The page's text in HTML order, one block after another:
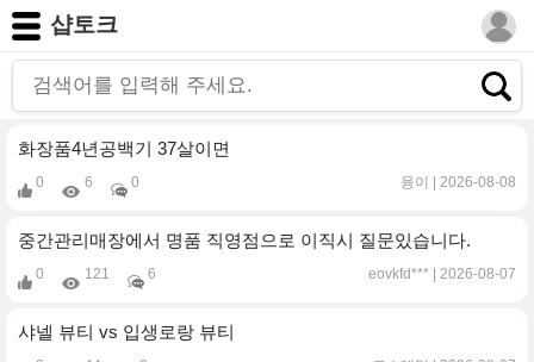
샵토크
화장품4년공백기 37살이면
0 6 0 융이 2026-08-08
중간관리매장에서 명품 직영점으로 이직시 질문있습니다.
0 121 6 eovkfd*** 2026-08-07
샤넬 뷰티 vs 입생로랑 뷰티